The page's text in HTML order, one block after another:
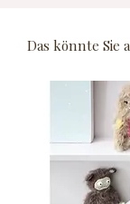
Das könnte Sie